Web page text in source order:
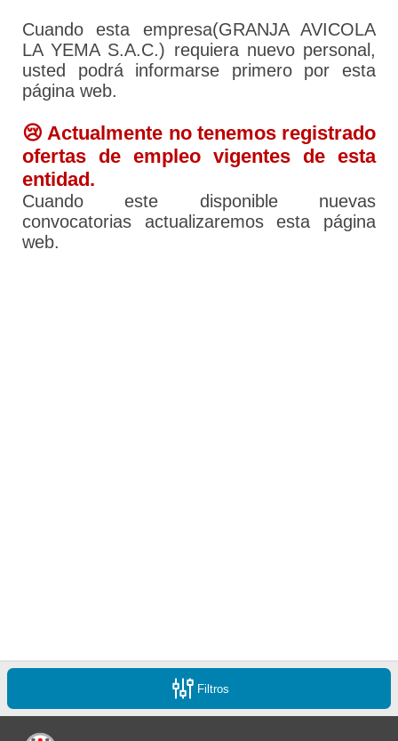
Cuando esta empresa(GRANJA AVICOLA
LA YEMA S.A.C.) requiera nuevo personal,
usted podrá informarse primero por esta
página web.
😢 Actualmente no tenemos registrado
ofertas de empleo vigentes de esta
entidad.
Cuando este disponible nuevas
convocatorias actualizaremos esta página
web.
Filtros